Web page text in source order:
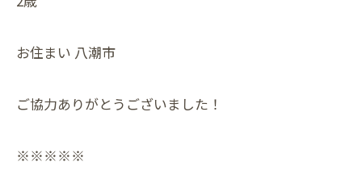
お住まい 八潮市
ご協力ありがとうございました！
※※※※※